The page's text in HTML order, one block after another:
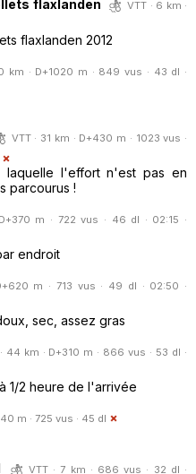
flaxlanden
VTT · 6 km ·
flaxlanden 2012
km · D+1020 m · 849 vus · 43 dl ·
VTT · 31 km · D+430 m · 1023 vus ·
l'effort n'est pas en
parcourus !
m · 722 vus · 46 dl · 02:15 ·
endroit
m · 713 vus · 49 dl · 02:50 ·
sec, assez gras
44 km · D+310 m · 866 vus · 53 dl ·
1/2 heure de l'arrivée
m · 725 vus · 45 dl
VTT · 7 km · 686 vus · 32 dl ·